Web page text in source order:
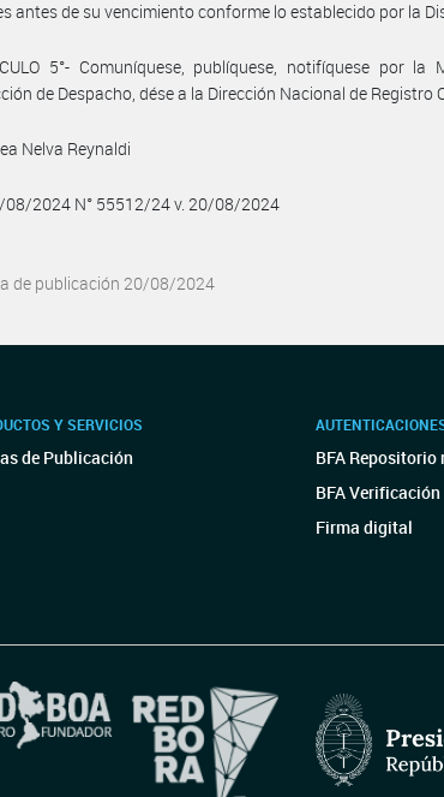
antes de su vencimiento conforme lo establecido por la
5°- Comuníquese, publíquese, notifíquese por
de Despacho, dése a la Dirección Nacional de Registro
Nelva Reynaldi
08/2024 N° 55512/24 v. 20/08/2024
de publicación 20/08/2024
Y SERVICIOS
de Publicación
BFA Repositorio
BFA Verificación
Firma digital